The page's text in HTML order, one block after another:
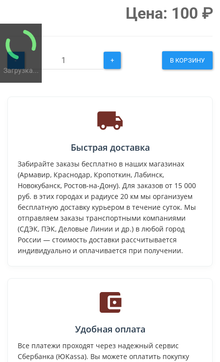
Загрузка...
Цена: 100 ₽
- + В КОРЗИНУ
Быстрая доставка
Забирайте заказы бесплатно в наших магазинах
(Армавир, Краснодар, Кропоткин, Лабинск,
Новокубанск, Ростов-на-Дону). Для заказов от 15 000
руб. в этих городах и радиусе 20 км мы организуем
бесплатную доставку курьером в течение суток. Мы
отправляем заказы транспортными компаниями
(СДЭК, ПЭК, Деловые Линии и др.) в любой город
России — стоимость доставки рассчитывается
индивидуально и оплачивается при получении.
Удобная оплата
Все платежи проходят через надежный сервис
Сбербанка (ЮKassa). Вы можете оплатить покупку